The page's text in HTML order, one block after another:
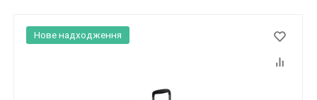
Нове надходження